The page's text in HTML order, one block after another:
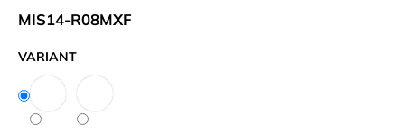
MIS14-R08MXF
VARIANT
O